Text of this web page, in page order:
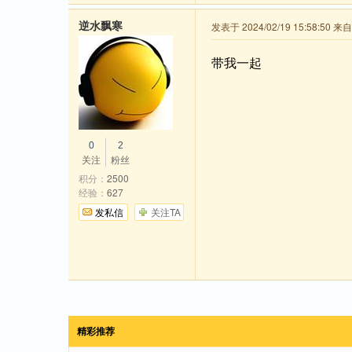
发表于 2024/02/19 15:58:50 来
带我一起
逆水飘寒
0
关注
2
粉丝
积分： 2500
经验： 627
发私信
关注TA
精彩推荐